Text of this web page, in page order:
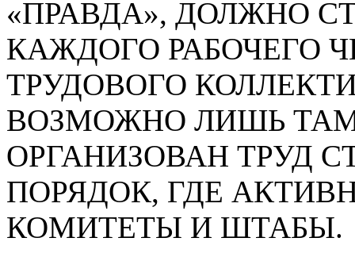
«ПРАВДА», ДОЛЖНО
КАЖДОГО РАБОЧЕГО
ТРУДОВОГО
ВОЗМОЖНО ЛИШЬ
ОРГАНИЗОВАН ТРУД
ПОРЯДОК, ГДЕ
КОМИТЕТЫ И ШТАБЫ.